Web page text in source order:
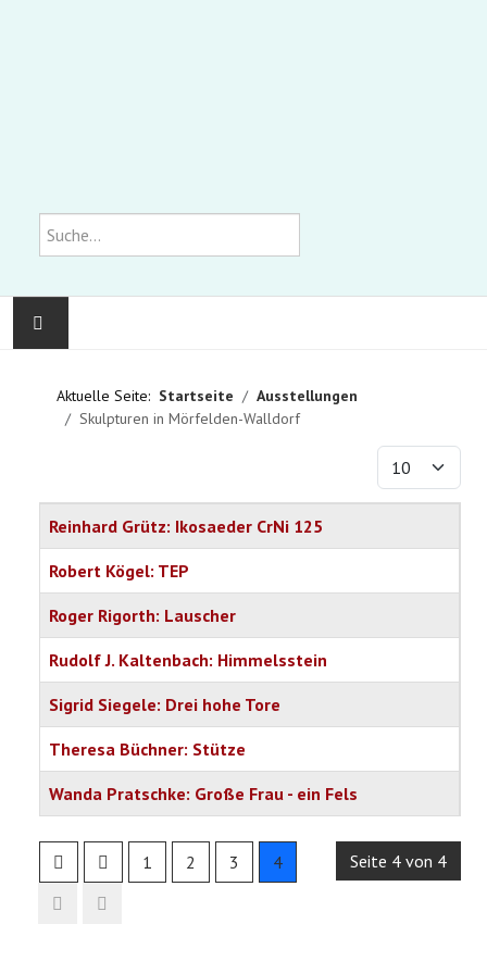
Suchen
AUSSTELLUNGEN
Aktuelle Seite: Startseite
Ausstellungen
Skulpturen in Mörfelden-Walldorf
Anzeige #
Titel
Reinhard Grütz: Ikosaeder CrNi 125
Robert Kögel: TEP
Roger Rigorth: Lauscher
Rudolf J. Kaltenbach: Himmelsstein
Sigrid Siegele: Drei hohe Tore
Theresa Büchner: Stütze
Wanda Pratschke: Große Frau - ein Fels
Seite 4 von 4
1 2 3 4